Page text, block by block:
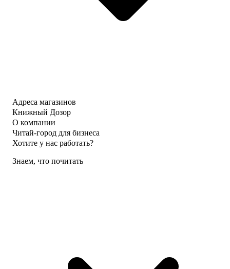
Адреса магазинов
Книжный Дозор
О компании
Читай-город для бизнеса
Хотите у нас работать?
Знаем, что почитать